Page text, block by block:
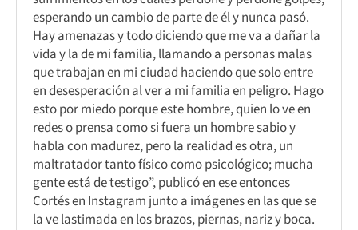
esperando un cambio de parte de él y nunca pasó.
Hay amenazas y todo diciendo que me va a dañar la
vida y la de mi familia, llamando a personas malas
que trabajan en mi ciudad haciendo que solo entre
en desesperación al ver a mi familia en peligro. Hago
esto por miedo porque este hombre, quien lo ve en
redes o prensa como si fuera un hombre sabio y
habla con madurez, pero la realidad es otra, un
maltratador tanto físico como psicológico; mucha
gente está de testigo”, publicó en ese entonces
Cortés en Instagram junto a imágenes en las que se
la ve lastimada en los brazos, piernas, nariz y boca.